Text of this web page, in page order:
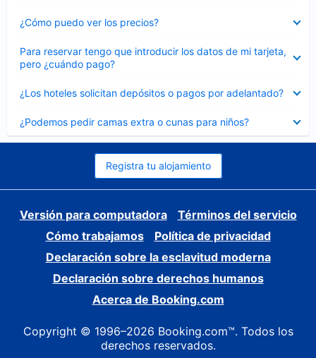
¿Cómo puedo ver los precios?
cerrado
Para reservar tengo que introducir los datos de mi tarjeta,
pero ¿cuándo pago?
cerrado
¿Los hoteles solicitan depósitos o pagos por adelantado?
cerrado
¿Podemos pedir camas extra o cunas para niños?
cerrado
Registra tu alojamiento
Versión para computadora
Términos del servicio
Cómo trabajamos
Política de privacidad
Declaración sobre la esclavitud moderna
Declaración sobre derechos humanos
Acerca de Booking.com
Copyright © 1996–2026 Booking.com™. Todos los
derechos reservados.